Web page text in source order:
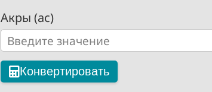
Акры (ac)
Конвертировать